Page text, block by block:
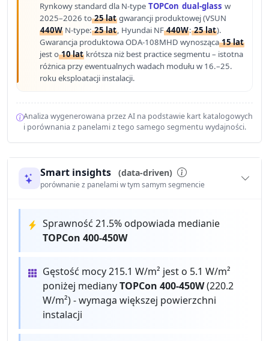
Rynkowy standard dla N-type TOPCon dual-glass w
2025–2026 to25 lat gwarancji produktowej (VSUN
440W N-type:25 lat, Hyundai NF440W:25 lat).
Gwarancja produktowa ODA-108MHD wynosząca15 lat
jest o10 lat krótsza niż best practice segmentu – istotna
różnica przy ewentualnych wadach modułu w 16.–25.
roku eksploatacji instalacji.
Analiza wygenerowana przez AI na podstawie kart katalogowych
i porównania z panelami z tego samego segmentu wydajności.
Smart insights (data-driven)
porównanie z panelami w tym samym segmencie
Sprawność 21.5% odpowiada medianie
TOPCon 400-450W
Gęstość mocy 215.1 W/m² jest o 5.1 W/m²
poniżej medianyTOPCon 400-450W(220.2
W/m²) - wymaga większej powierzchni
instalacji